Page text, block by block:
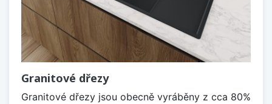
Granitové dřezy
Granitové dřezy jsou obecně vyráběny z cca 80%